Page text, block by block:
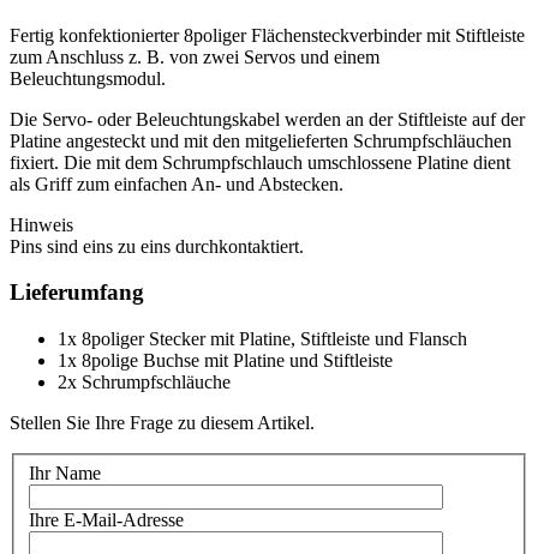
Fertig konfektionierter 8poliger Flächensteckverbinder mit Stiftleiste
zum Anschluss z. B. von zwei Servos und einem
Beleuchtungsmodul.
Die Servo- oder Beleuchtungskabel werden an der Stiftleiste auf der
Platine angesteckt und mit den mitgelieferten Schrumpfschläuchen
fixiert. Die mit dem Schrumpfschlauch umschlossene Platine dient
als Griff zum einfachen An- und Abstecken.
Hinweis
Pins sind eins zu eins durchkontaktiert.
Lieferumfang
1x 8poliger Stecker mit Platine, Stiftleiste und Flansch
1x 8polige Buchse mit Platine und Stiftleiste
2x Schrumpfschläuche
Stellen Sie Ihre Frage zu diesem Artikel.
Ihr Name
Ihre E-Mail-Adresse